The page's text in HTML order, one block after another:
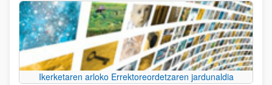
Ikerketaren arloko Errektoreordetzaren jardunaldia